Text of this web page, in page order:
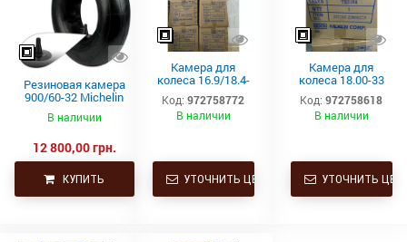
Резиновая камера
900/60-32 Michelin
сельскохозяйственн
В наличии
12 800,00 грн.
КУПИТЬ
Камера для
колеса 16.9/18.4-
46 TR-218A Kabat
Код: 972758772
В наличии
УТОЧНИТЬ ЦЕНУ
Камера для
колеса 18.00-33
TRJ1175C Kabat*
Код: 972758618
В наличии
УТОЧНИТЬ